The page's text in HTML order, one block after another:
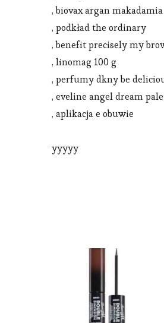
, biovax argan makadamia
, podkład the ordinary
, benefit precisely my
, linomag 100 g
, perfumy dkny be
, eveline angel dream
, aplikacja e obuwie
yyyyy